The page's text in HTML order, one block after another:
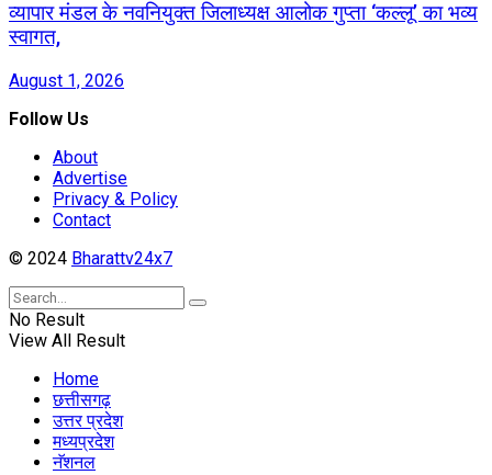
व्यापार मंडल के नवनियुक्त जिलाध्यक्ष आलोक गुप्ता ‘कल्लू’ का भव्य
स्वागत,
August 1, 2026
Follow Us
About
Advertise
Privacy & Policy
Contact
© 2024 Bharattv24x7
No Result
View All Result
Home
छत्तीसगढ़
उत्तर प्रदेश
मध्यप्रदेश
नॅशनल